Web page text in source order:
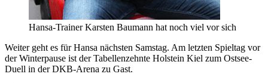
Hansa-Trainer Karsten Baumann hat noch viel vor sich
Weiter geht es für Hansa nächsten Samstag. Am letzten Spieltag vor
der Winterpause ist der Tabellenzehnte Holstein Kiel zum Ostsee-
Duell in der DKB-Arena zu Gast.